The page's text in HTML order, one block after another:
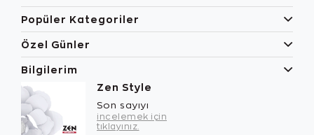
Popüler Kategoriler
Özel Günler
Bilgilerim
Zen Style
Son sayıyı
incelemek için
tıklayınız.